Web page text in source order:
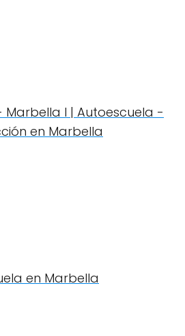
I | Autoescuela -
en Marbella
en Marbella